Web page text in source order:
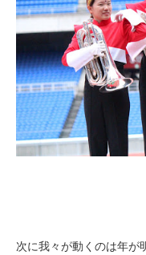
次に我々が動くのは年が